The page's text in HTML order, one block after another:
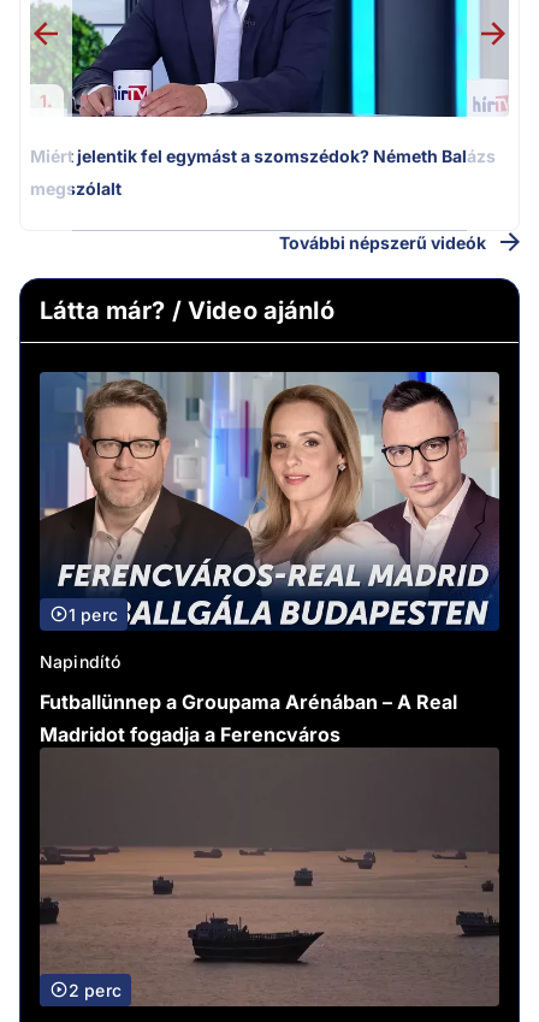
1.
Miért jelentik fel egymást a szomszédok? Németh Balázs
megszólalt
További népszerű videók
Látta már? / Video ajánló
1 perc
Napindító
Futballünnep a Groupama Arénában – A Real
Madridot fogadja a Ferencváros
2 perc